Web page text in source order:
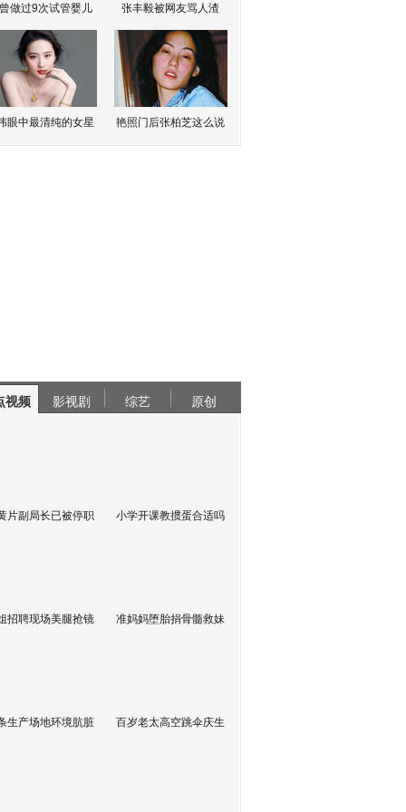
做过9次试管婴儿 张丰毅被网友骂人渣
眼中最清纯的女星 艳照门后张柏芝这么说
视频 影视剧 综艺 原创
片副局长已被停职 小学开课教掼蛋合适吗
招聘现场美腿抢镜 准妈妈堕胎捐骨髓救妹
生产场地环境肮脏 百岁老太高空跳伞庆生